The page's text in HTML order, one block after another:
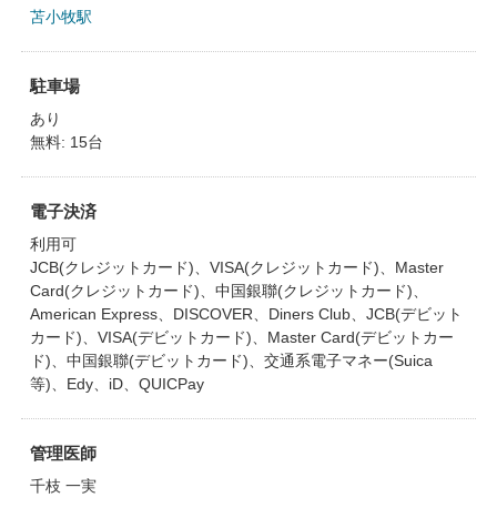
苫小牧駅
駐車場
あり
無料: 15台
電子決済
利用可
JCB(クレジットカード)、VISA(クレジットカード)、Master
Card(クレジットカード)、中国銀聯(クレジットカード)、
American Express、DISCOVER、Diners Club、JCB(デビット
カード)、VISA(デビットカード)、Master Card(デビットカー
ド)、中国銀聯(デビットカード)、交通系電子マネー(Suica
等)、Edy、iD、QUICPay
管理医師
千枝 一実